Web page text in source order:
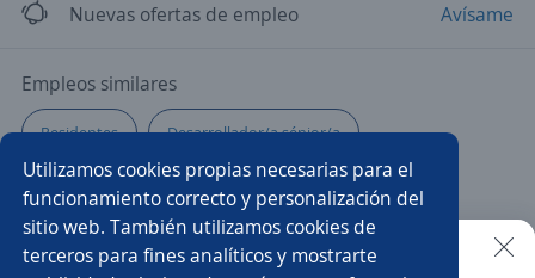
Utilizamos cookies propias necesarias para el
funcionamiento correcto y personalización del
sitio web. También utilizamos cookies de
terceros para fines analíticos y mostrarte
Nuevas ofertas de empleo Avísame
Empleos similares
Residentes Desarrollador/a sénior/a
Técnico informático Desarrollador C#
Programador cnc Developer Técnicos electrónicos